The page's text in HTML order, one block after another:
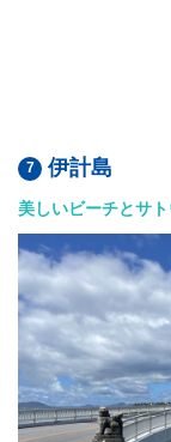
伊計島
美しいビーチとサ